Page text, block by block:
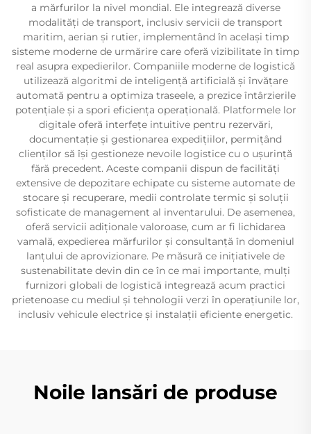
a mărfurilor la nivel mondial. Ele integrează diverse
modalități de transport, inclusiv servicii de transport
maritim, aerian și rutier, implementând în același timp
sisteme moderne de urmărire care oferă vizibilitate în timp
real asupra expedierilor. Companiile moderne de logistică
utilizează algoritmi de inteligență artificială și învățare
automată pentru a optimiza traseele, a prezice întârzierile
potențiale și a spori eficiența operațională. Platformele lor
digitale oferă interfețe intuitive pentru rezervări,
documentație și gestionarea expedițiilor, permițând
clienților să își gestioneze nevoile logistice cu o ușurință
fără precedent. Aceste companii dispun de facilități
extensive de depozitare echipate cu sisteme automate de
stocare și recuperare, medii controlate termic și soluții
sofisticate de management al inventarului. De asemenea,
oferă servicii adiționale valoroase, cum ar fi lichidarea
vamală, expedierea mărfurilor și consultanță în domeniul
lanțului de aprovizionare. Pe măsură ce inițiativele de
sustenabilitate devin din ce în ce mai importante, mulți
furnizori globali de logistică integrează acum practici
prietenoase cu mediul și tehnologii verzi în operațiunile lor,
inclusiv vehicule electrice și instalații eficiente energetic.
Noile lansări de produse